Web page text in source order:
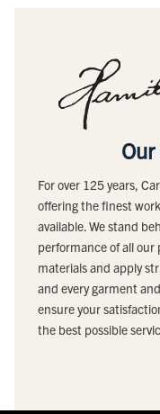
For over 125 years,
offering the finest
available. We stand
performance of all our
materials and apply
and every garment
ensure your
the best possible